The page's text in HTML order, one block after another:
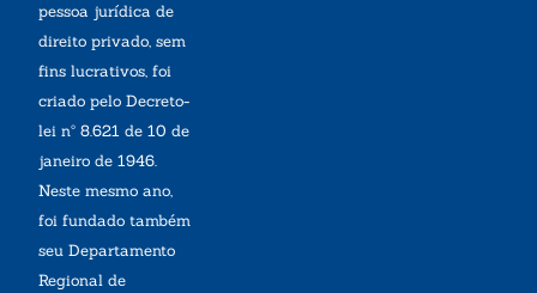
pessoa jurídica de
direito privado, sem
fins lucrativos, foi
criado pelo Decreto-
lei nº 8.621 de 10 de
janeiro de 1946.
Neste mesmo ano,
foi fundado também
seu Departamento
Regional de